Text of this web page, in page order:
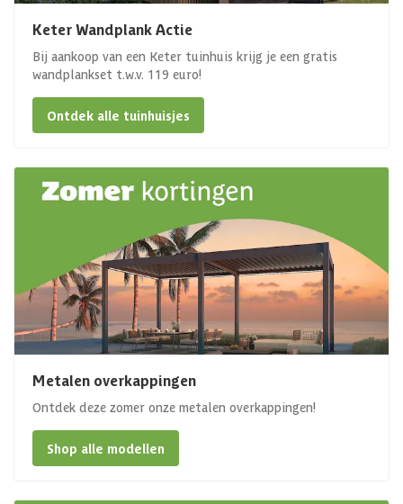
Keter Wandplank Actie
Bij aankoop van een Keter tuinhuis krijg je een gratis
wandplankset t.w.v. 119 euro!
Ontdek alle tuinhuisjes
Metalen overkappingen
Ontdek deze zomer onze metalen overkappingen!
Shop alle modellen